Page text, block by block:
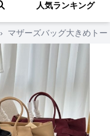
人気ランキング
› マザーズバッグ大きめト